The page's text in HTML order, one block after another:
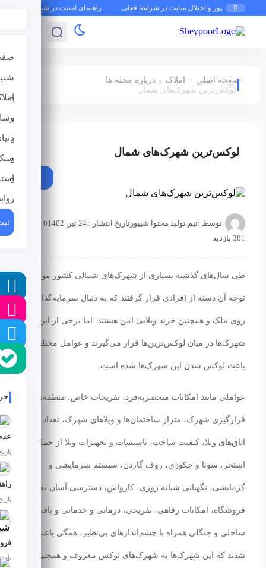
و اختلال سایت در شرایط فعلی راهنمای امنیت در شیپور: چطور از
تاریخ
تاریخ
تاریخ
صفحه اصلی > املاک و درباره محله ها :
لوکس‌ترین شهرک‌های شمال
لوکس‌ترین شهرک‌های شمال
توسط :تیم تولید محتوا شیپور تاریخ انتشار : 24 تیر, 1402
0 دیدگاه
381 بازدید
طی سال‌های گذشته بسیاری از شهرک‌های شمالی کشور مورد
توجه آن دسته از افرادی قرار گرفتند که به دنبال سرمایه‌گذاری
روی ملک و همچنین خرید ویلایی امن هستند. اما برخی از این
شهرک‌ها در میان لوکس‌ترین‌ها قرار می‌گیرند و عوامل مختلفی
باعث لوکس شدن این شهرک‌ها شده است.
عواملی مانند امکانات منحصربه‌فرد، تفریحات خاص، منطقه‌ی
قرارگیری شهرک، متراژ ساختمان‌ها و ویلاهای شهرک، تعداد
اتاق‌های ویلا، کیفیت ساخت، تاسیسات و تجهیزات ویلا از جمله
استخر، سونا و جکوزی، روف گاردن، سیستم سرمایشی و
گرمایشی، نگهبانی شبانه روزی، کارواش، دسترسی آسان به
فروشگاه، امکانات رفاهی، تفریحی، درمانی و خدماتی و بافت
ساحلی و جنگلی همراه با چشم‌اندازهای بی‌نظیر، همگی باعث
شدند که این شهرک‌ها به شهرک‌های لوکس معروف و همچنین به